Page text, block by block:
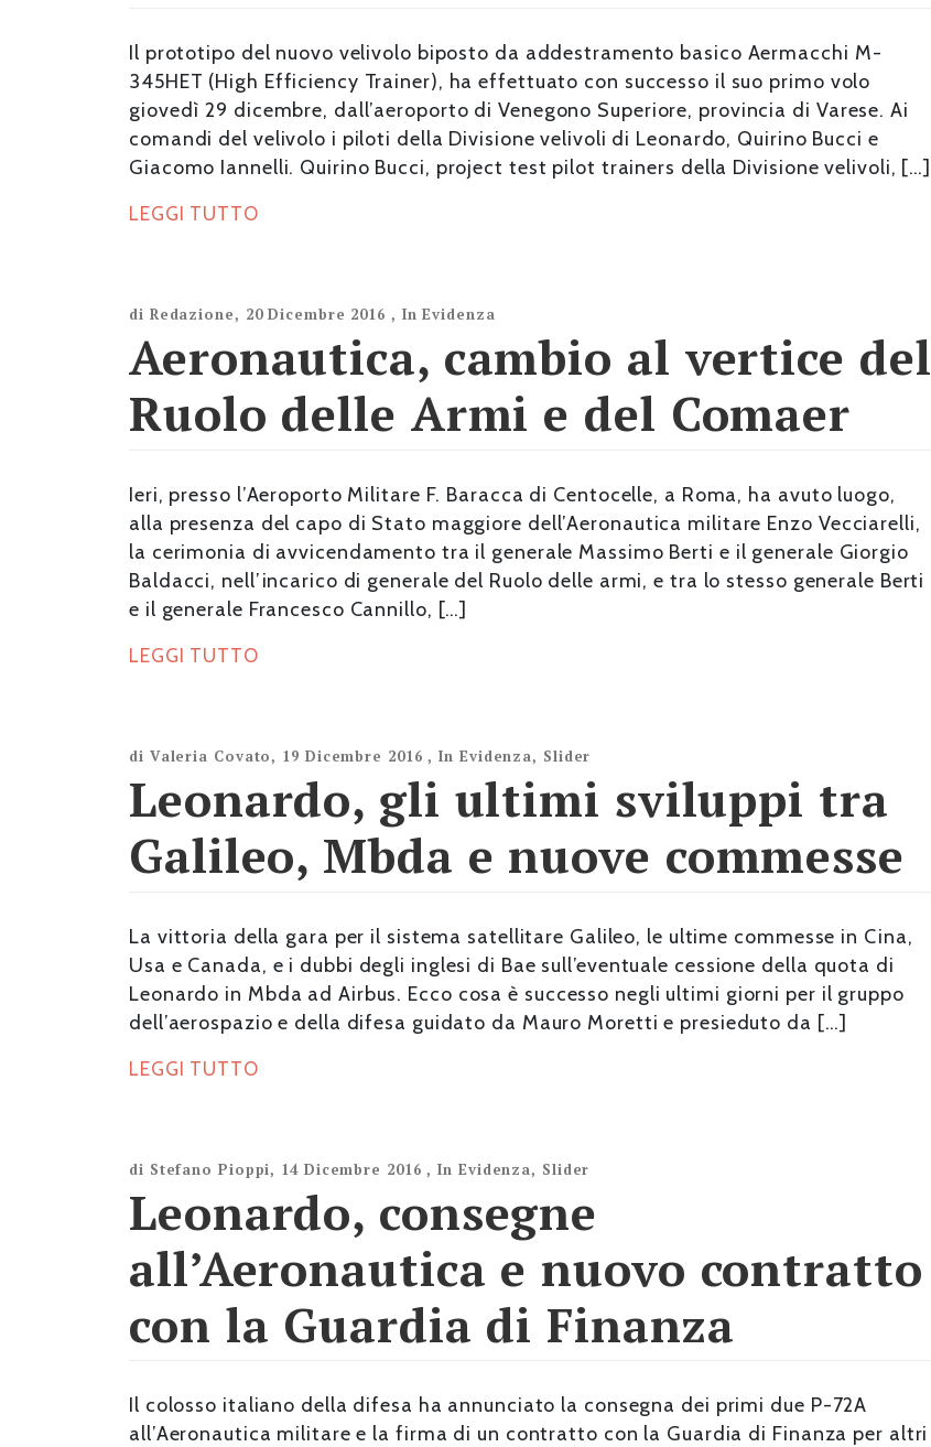
Il prototipo del nuovo velivolo biposto da addestramento basico Aermacchi M-
345HET (High Efficiency Trainer), ha effettuato con successo il suo primo volo
giovedì 29 dicembre, dall’aeroporto di Venegono Superiore, provincia di Varese. Ai
comandi del velivolo i piloti della Divisione velivoli di Leonardo, Quirino Bucci e
Giacomo Iannelli. Quirino Bucci, project test pilot trainers della Divisione velivoli, […]
LEGGI TUTTO
di Redazione, 20 Dicembre 2016 , In Evidenza
Aeronautica, cambio al vertice del
Ruolo delle Armi e del Comaer
Ieri, presso l’Aeroporto Militare F. Baracca di Centocelle, a Roma, ha avuto luogo,
alla presenza del capo di Stato maggiore dell’Aeronautica militare Enzo Vecciarelli,
la cerimonia di avvicendamento tra il generale Massimo Berti e il generale Giorgio
Baldacci, nell’incarico di generale del Ruolo delle armi, e tra lo stesso generale Berti
e il generale Francesco Cannillo, […]
LEGGI TUTTO
di Valeria Covato, 19 Dicembre 2016 ,In Evidenza, Slider
Leonardo, gli ultimi sviluppi tra
Galileo, Mbda e nuove commesse
La vittoria della gara per il sistema satellitare Galileo, le ultime commesse in Cina,
Usa e Canada, e i dubbi degli inglesi di Bae sull’eventuale cessione della quota di
Leonardo in Mbda ad Airbus. Ecco cosa è successo negli ultimi giorni per il gruppo
dell’aerospazio e della difesa guidato da Mauro Moretti e presieduto da […]
LEGGI TUTTO
di Stefano Pioppi, 14 Dicembre 2016 ,In Evidenza, Slider
Leonardo, consegne
all’Aeronautica e nuovo contratto
con la Guardia di Finanza
Il colosso italiano della difesa ha annunciato la consegna dei primi due P-72A
all’Aeronautica militare e la firma di un contratto con la Guardia di Finanza per altri